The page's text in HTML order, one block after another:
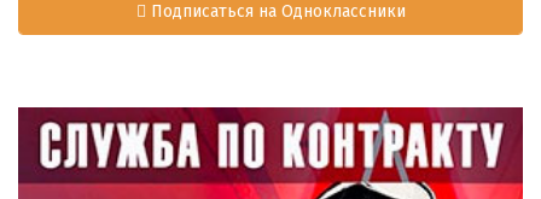
Подписаться на Одноклассники